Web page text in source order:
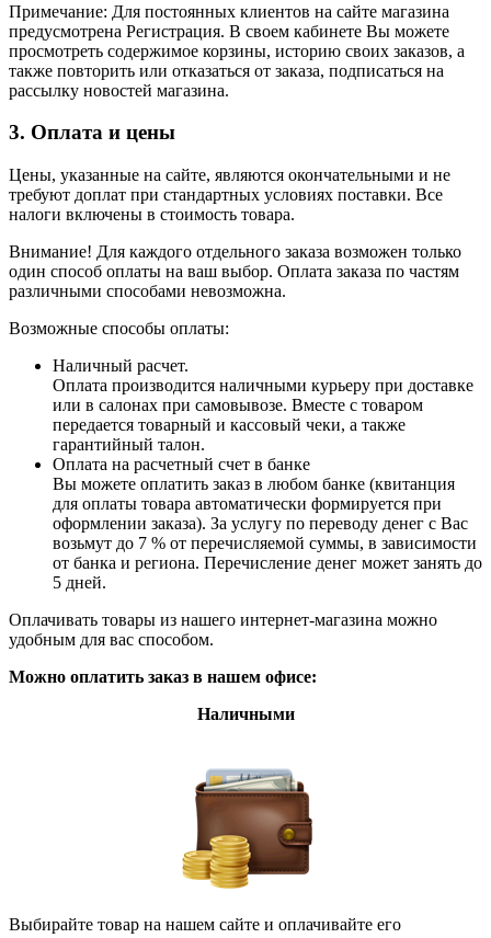
Примечание: Для постоянных клиентов на сайте магазина
предусмотрена Регистрация. В своем кабинете Вы можете
просмотреть содержимое корзины, историю своих заказов, а
также повторить или отказаться от заказа, подписаться на
рассылку новостей магазина.
3. Оплата и цены
Цены, указанные на сайте, являются окончательными и не
требуют доплат при стандартных условиях поставки. Все
налоги включены в стоимость товара.
Внимание! Для каждого отдельного заказа возможен только
один способ оплаты на ваш выбор. Оплата заказа по частям
различными способами невозможна.
Возможные способы оплаты:
Наличный расчет.
Оплата производится наличными курьеру при доставке
или в салонах при самовывозе. Вместе с товаром
передается товарный и кассовый чеки, а также
гарантийный талон.
Оплата на расчетный счет в банке
Вы можете оплатить заказ в любом банке (квитанция
для оплаты товара автоматически формируется при
оформлении заказа). За услугу по переводу денег с Вас
возьмут до 7 % от перечисляемой суммы, в зависимости
от банка и региона. Перечисление денег может занять до
5 дней.
Оплачивать товары из нашего интернет-магазина можно
удобным для вас способом.
Можно оплатить заказ в нашем офисе:
Наличными
Выбирайте товар на нашем сайте и оплачивайте его